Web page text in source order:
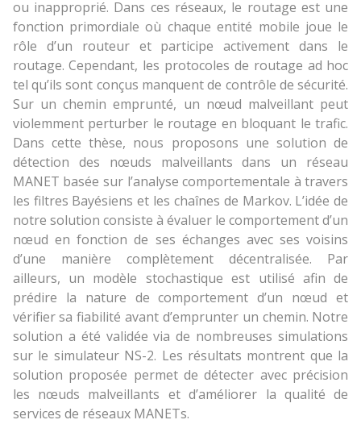
ou inapproprié. Dans ces réseaux, le routage est une
fonction primordiale où chaque entité mobile joue le
rôle d’un routeur et participe activement dans le
routage. Cependant, les protocoles de routage ad hoc
tel qu’ils sont conçus manquent de contrôle de sécurité.
Sur un chemin emprunté, un nœud malveillant peut
violemment perturber le routage en bloquant le trafic.
Dans cette thèse, nous proposons une solution de
détection des nœuds malveillants dans un réseau
MANET basée sur l’analyse comportementale à travers
les filtres Bayésiens et les chaînes de Markov. L’idée de
notre solution consiste à évaluer le comportement d’un
nœud en fonction de ses échanges avec ses voisins
d’une manière complètement décentralisée. Par
ailleurs, un modèle stochastique est utilisé afin de
prédire la nature de comportement d’un nœud et
vérifier sa fiabilité avant d’emprunter un chemin. Notre
solution a été validée via de nombreuses simulations
sur le simulateur NS-2. Les résultats montrent que la
solution proposée permet de détecter avec précision
les nœuds malveillants et d’améliorer la qualité de
services de réseaux MANETs.